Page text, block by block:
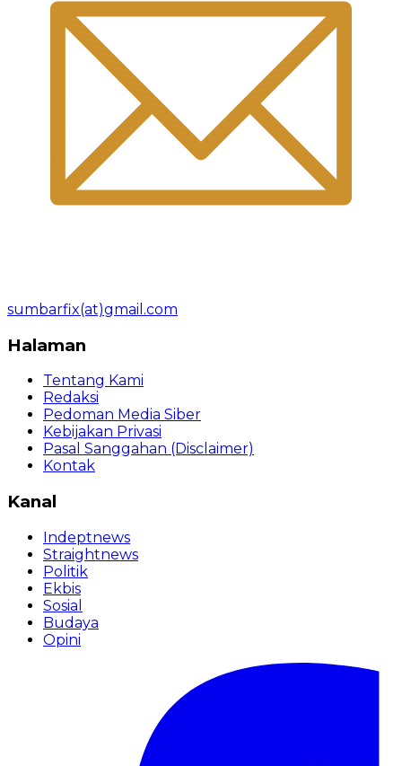
sumbarfix(at)gmail.com
Halaman
Tentang Kami
Redaksi
Pedoman Media Siber
Kebijakan Privasi
Pasal Sanggahan (Disclaimer)
Kontak
Kanal
Indeptnews
Straightnews
Politik
Ekbis
Sosial
Budaya
Opini